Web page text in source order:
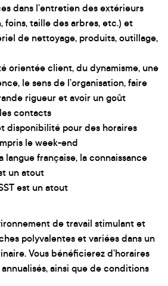
dans l’entretien des extérieurs
foins, taille des arbres, etc.) et
de nettoyage, produits, outillage,
orientée client, du dynamisme, une
le sens de l’organisation, faire
rigueur et avoir un goût
contacts
disponibilité pour des horaires
le week-end
langue française, la connaissance
un atout
est un atout
de travail stimulant et
polyvalentes et variées dans un
Vous bénéficierez d’horaires
ainsi que de conditions